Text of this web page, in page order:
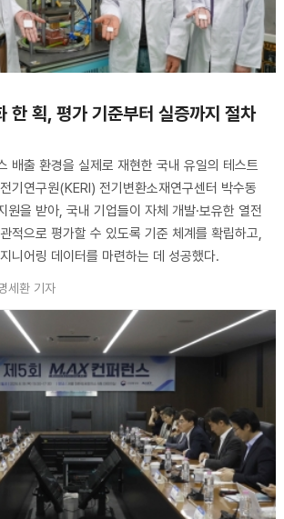
한 획, 평가 기준부터 실증까지 절차
배출 환경을 실제로 재현한 국내 유일의 테스트
기연구원(KERI) 전기변환소재연구센터 박수동
원을 받아, 국내 기업들이 자체 개발·보유한 열전
적으로 평가할 수 있도록 기준 체계를 확립하고,
니어링 데이터를 마련하는 데 성공했다.
세환 기자